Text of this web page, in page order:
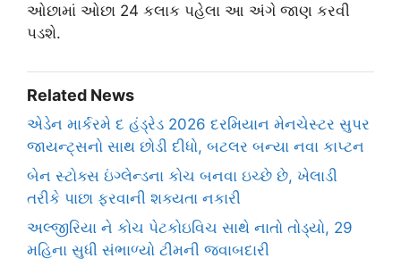
ઓછામાં ઓછા 24 કલાક પહેલા આ અંગે જાણ કરવી
પડશે.
Related News
એડેન માર્કરમે દ હંડ્રેડ 2026 દરમિયાન મેનચેસ્ટર સુપર
જાયન્ટ્સનો સાથ છોડી દીધો, બટલર બન્યા નવા કાપ્ટન
બેન સ્ટોક્સ ઇંગ્લેન્ડના કોચ બનવા ઇચ્છે છે, ખેલાડી
તરીકે પાછા ફરવાની શક્યતા નકારી
અલ્જીરિયા ને કોચ પેટકોઇવિચ સાથે નાતો તોડ્યો, 29
મહિના સુધી સંભાળ્યો ટીમની જવાબદારી